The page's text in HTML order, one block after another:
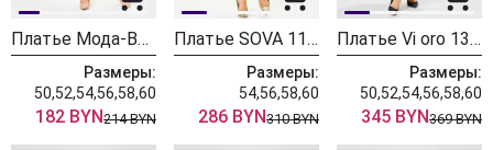
Платье Мода-Версаль 2383 индиго
Размеры:
50,52,54,56,58,60
182 BYN214 BYN
Платье SOVA 11347
Размеры:
54,56,58,60
286 BYN310 BYN
Платье Vi oro 1306 песок + черный
Размеры:
50,52,54,56,58,60
345 BYN369 BYN